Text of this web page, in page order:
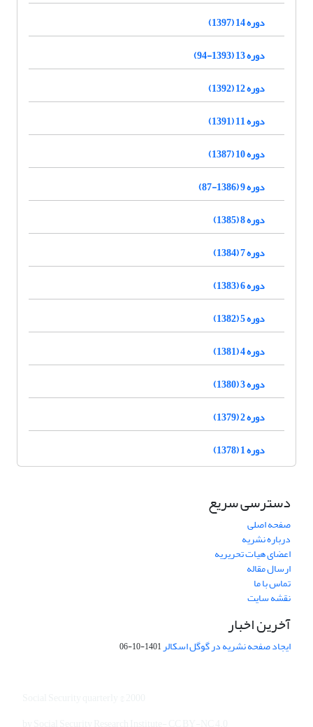
دوره 14 (1397)
دوره 13 (1393-94)
دوره 12 (1392)
دوره 11 (1391)
دوره 10 (1387)
دوره 9 (1386-87)
دوره 8 (1385)
دوره 7 (1384)
دوره 6 (1383)
دوره 5 (1382)
دوره 4 (1381)
دوره 3 (1380)
دوره 2 (1379)
دوره 1 (1378)
دسترسی سریع
صفحه اصلی
درباره نشریه
اعضای هیات تحریریه
ارسال مقاله
تماس با ما
نقشه سایت
آخرین اخبار
ایجاد صفحه نشریه در گوگل اسکالر1401-10-06